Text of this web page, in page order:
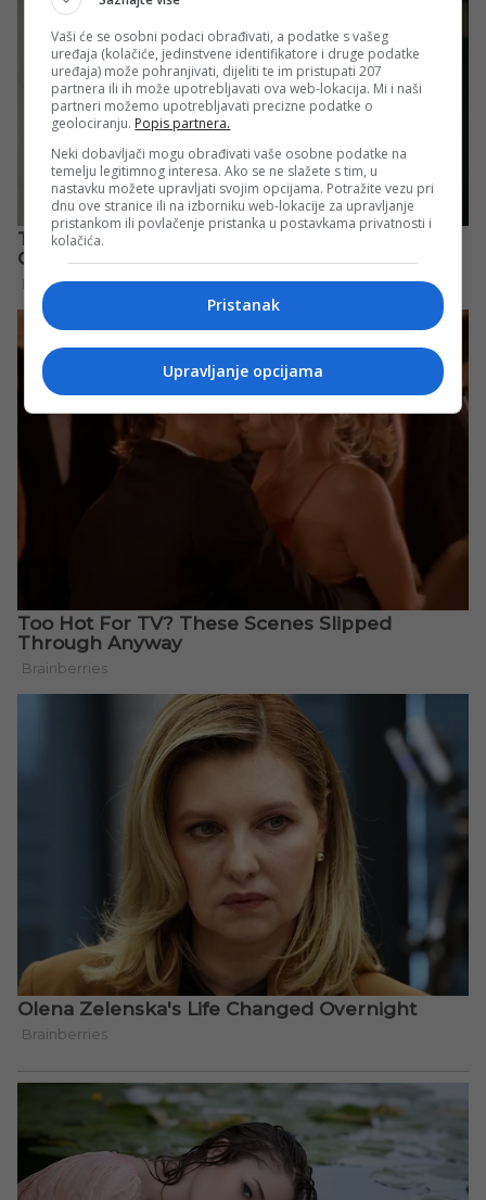
Vaši će se osobni podaci obrađivati, a podatke s vašeg
uređaja (kolačiće, jedinstvene identifikatore i druge podatke
uređaja) može pohranjivati, dijeliti te im pristupati 207
partnera ili ih može upotrebljavati ova web-lokacija. Mi i naši
partneri možemo upotrebljavati precizne podatke o
geolociranju. Popis partnera.
Neki dobavljači mogu obrađivati vaše osobne podatke na
temelju legitimnog interesa. Ako se ne slažete s tim, u
nastavku možete upravljati svojim opcijama. Potražite vezu pri
dnu ove stranice ili na izborniku web-lokacije za upravljanje
pristankom ili povlačenje pristanka u postavkama privatnosti i
kolačića.
Pristanak
Upravljanje opcijama